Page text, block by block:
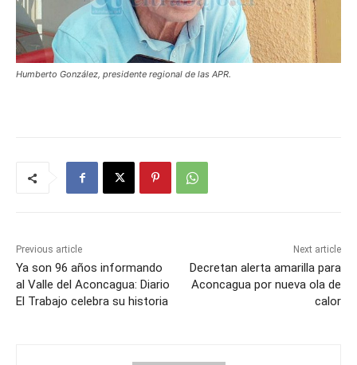
Humberto González, presidente regional de las APR.
Previous article
Ya son 96 años informando
al Valle del Aconcagua: Diario
El Trabajo celebra su historia
Next article
Decretan alerta amarilla para
Aconcagua por nueva ola de
calor